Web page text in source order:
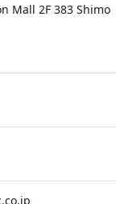
Mall 2F 383 Shimo